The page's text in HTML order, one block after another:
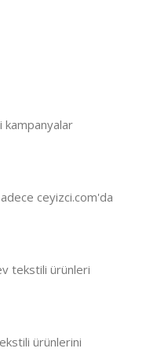
kampanyalar
ceyizci.com'da
tekstili ürünleri
ürünlerini